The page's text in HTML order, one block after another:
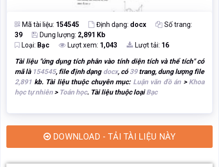
Mã tài liệu: 154545 Định dạng: docx
Số trang:
39
Dung lượng: 2,891 Kb
Loại: Bạc Lượt xem: 1,043 Lượt tải: 16
Tài liệu "ứng dụng tích phân vào tính diện tích và thể tích" có
mã là 154545, file định dạng docx, có39trang, dung lượng file
2,891 kb. Tài liệu thuộc chuyên mục: Luận văn đồ án> Khoa
học tự nhiên> Toán học. Tài liệu thuộc loạiBạc
DOWNLOAD - TẢI TÀI LIỆU NÀY